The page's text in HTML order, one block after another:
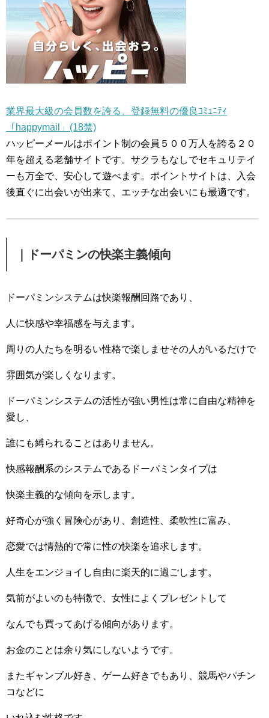
業界最大級の会員数を誇る、登録無料の優良ｺﾐｭﾆﾃｨ
「happymail」(18禁)
ハッピーメールはポイント制の会員５００万人を誇る２０
年を超える老舗サイトです。サクラもなしでセキュリテイ
ーも万全で、安心して遊べます。ポイントサイトは、入会
後直ぐに出会いが出来て、エッチな出会いにも最適です。
｜ドーパミンの快楽主義傾向
ドーパミンシステムは快楽報酬回路であり、
人に快感や幸福感を与えます。
周りの人たちを明るい性格で楽しませその人がいるだけで
雰囲気が楽しくなります。
ドーパミンシステムの活性が強い男性は常に自由な精神を
愛し、
誰にも縛られることはありません。
快感報酬系のシステムであるドーパミンタイプは
快楽主義的な傾向を示します。
好奇心が強く冒険心があり、創造性、柔軟性に富み、
恋愛では情熱的で常に性の快楽を追求します。
人生をエンジョイし自由に楽天的に過ごします。
気前がよいのも特徴で、女性によくプレゼントして
なんでも買ってあげる傾向があります。
お金のことは余り気にしないようです。
またギャンブル好き、ゲーム好きでもあり、競馬やパチン
コなどに